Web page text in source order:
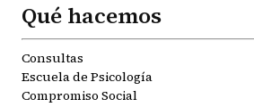
Qué hacemos
Consultas
Escuela de Psicología
Compromiso Social